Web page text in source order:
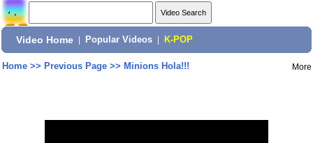
Video Home Popular Videos K-POP
Home>> Previous Page>> Minions Hola!!! More